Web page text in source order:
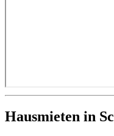
Hausmieten in